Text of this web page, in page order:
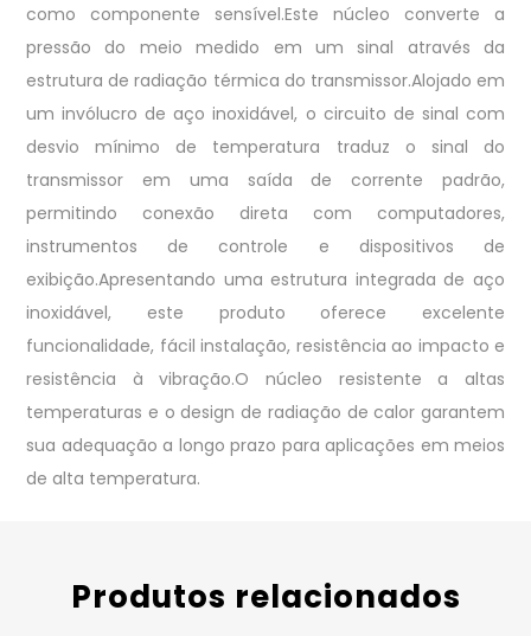
como componente sensível.Este núcleo converte a
pressão do meio medido em um sinal através da
estrutura de radiação térmica do transmissor.Alojado em
um invólucro de aço inoxidável, o circuito de sinal com
desvio mínimo de temperatura traduz o sinal do
transmissor em uma saída de corrente padrão,
permitindo conexão direta com computadores,
instrumentos de controle e dispositivos de
exibição.Apresentando uma estrutura integrada de aço
inoxidável, este produto oferece excelente
funcionalidade, fácil instalação, resistência ao impacto e
resistência à vibração.O núcleo resistente a altas
temperaturas e o design de radiação de calor garantem
sua adequação a longo prazo para aplicações em meios
de alta temperatura.
Produtos relacionados